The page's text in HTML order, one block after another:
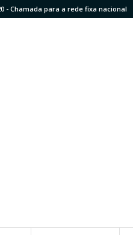
- Chamada para a rede fixa nacional